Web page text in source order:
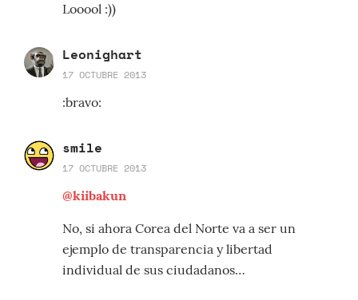
Looool :))
Leonighart
17 OCTUBRE 2013
:bravo:
smile
17 OCTUBRE 2013
@kiibakun
No, si ahora Corea del Norte va a ser un
ejemplo de transparencia y libertad
individual de sus ciudadanos…